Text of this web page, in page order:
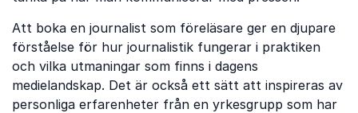
Att boka en journalist som föreläsare ger en djupare
förståelse för hur journalistik fungerar i praktiken
och vilka utmaningar som finns i dagens
medielandskap. Det är också ett sätt att inspireras av
personliga erfarenheter från en yrkesgrupp som har